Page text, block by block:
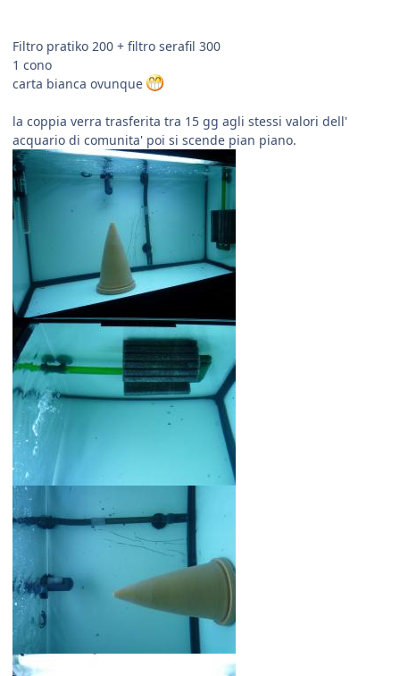
Filtro pratiko 200 + filtro serafil 300
1 cono
carta bianca ovunque
la coppia verra trasferita tra 15 gg agli stessi valori dell'
acquario di comunita' poi si scende pian piano.